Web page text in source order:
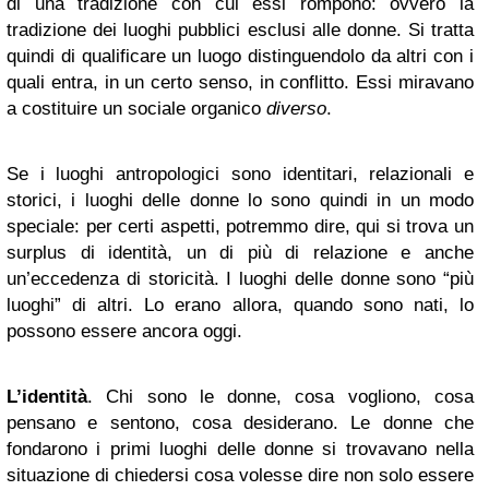
di una tradizione con cui essi rompono: ovvero la
tradizione dei luoghi pubblici esclusi alle donne. Si tratta
quindi di qualificare un luogo distinguendolo da altri con i
quali entra, in un certo senso, in conflitto. Essi miravano
a costituire un sociale organico diverso.
Se i luoghi antropologici sono identitari, relazionali e
storici, i luoghi delle donne lo sono quindi in un modo
speciale: per certi aspetti, potremmo dire, qui si trova un
surplus di identità, un di più di relazione e anche
un’eccedenza di storicità. I luoghi delle donne sono “più
luoghi” di altri. Lo erano allora, quando sono nati, lo
possono essere ancora oggi.
L’identità. Chi sono le donne, cosa vogliono, cosa
pensano e sentono, cosa desiderano. Le donne che
fondarono i primi luoghi delle donne si trovavano nella
situazione di chiedersi cosa volesse dire non solo essere